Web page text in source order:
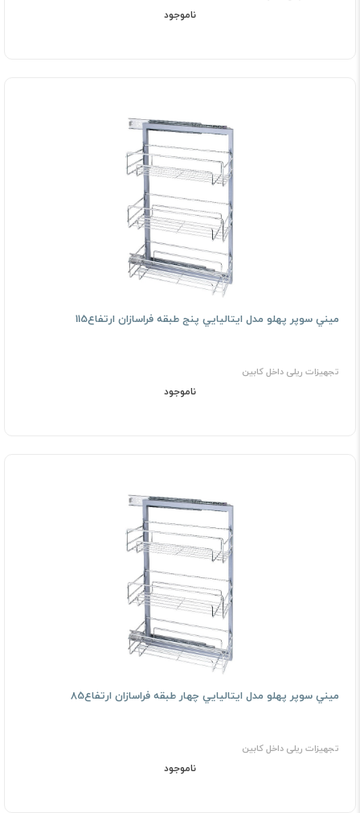
ناموجود
ﻣﻴﻨﻲ ﺳﻮﭘﺮ ﭘﻬﻠﻮ ﻣﺪل اﻳﺘﺎﻟﻴﺎﻳﻲ پنج طبقه فراسازان ارتفاع115
تجهیزات ریلی داخل کابین
ناموجود
ﻣﻴﻨﻲ ﺳﻮﭘﺮ ﭘﻬﻠﻮ ﻣﺪل اﻳﺘﺎﻟﻴﺎﻳﻲ چهار طبقه فراسازان ارتفاع85
تجهیزات ریلی داخل کابین
ناموجود